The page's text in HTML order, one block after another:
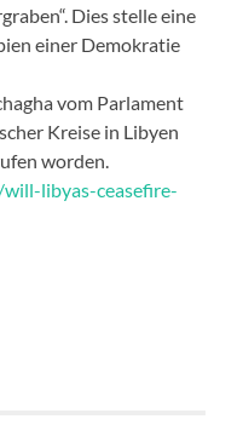
Dies stelle eine
einer Demokratie
vom Parlament
Kreise in Libyen
worden.
libyas-ceasefire-